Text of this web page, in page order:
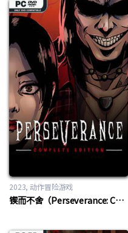
2023 动作冒险游戏
锲而不舍（Perseverance: Complete Edition）